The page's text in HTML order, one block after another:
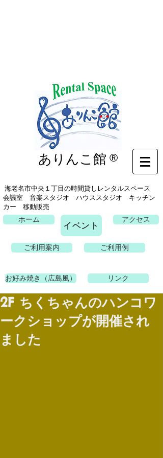
イベント
ありんこ館 ®
海老名市中央１丁目の時間貸しレンタルスペース
会議室 音楽スタジオ ハウススタジオ キッチン
カー 移動販売
ホーム
イベント
アクセス
ご利用案内 ご利用例
お好み焼き（広島風） リンク
2F ちくちゃんのハンコワ
ークショップが開催され
ました